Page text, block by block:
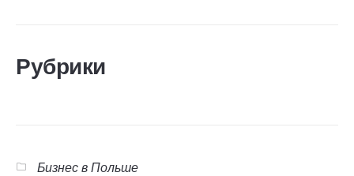
Рубрики
Бизнес в Польше